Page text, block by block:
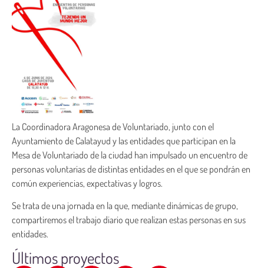
La Coordinadora Aragonesa de Voluntariado, junto con el
Ayuntamiento de Calatayud y las entidades que participan en la
Mesa de Voluntariado de la ciudad han impulsado un encuentro de
personas voluntarias de distintas entidades en el que se pondrán en
común experiencias, expectativas y logros.
Se trata de una jornada en la que, mediante dinámicas de grupo,
compartiremos el trabajo diario que realizan estas personas en sus
entidades.
Últimos proyectos